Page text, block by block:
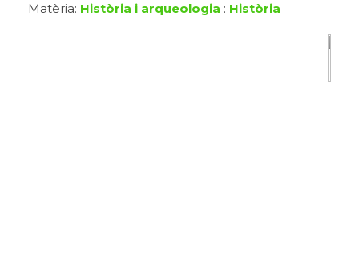
Matèria: Història i arqueologia : Història